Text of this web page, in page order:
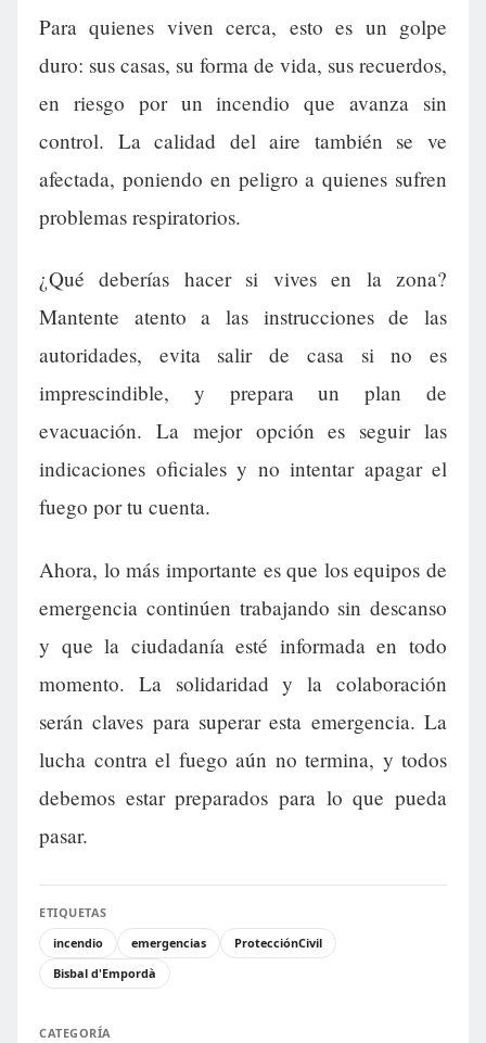
Para quienes viven cerca, esto es un golpe
duro: sus casas, su forma de vida, sus recuerdos,
en riesgo por un incendio que avanza sin
control. La calidad del aire también se ve
afectada, poniendo en peligro a quienes sufren
problemas respiratorios.
¿Qué deberías hacer si vives en la zona?
Mantente atento a las instrucciones de las
autoridades, evita salir de casa si no es
imprescindible, y prepara un plan de
evacuación. La mejor opción es seguir las
indicaciones oficiales y no intentar apagar el
fuego por tu cuenta.
Ahora, lo más importante es que los equipos de
emergencia continúen trabajando sin descanso
y que la ciudadanía esté informada en todo
momento. La solidaridad y la colaboración
serán claves para superar esta emergencia. La
lucha contra el fuego aún no termina, y todos
debemos estar preparados para lo que pueda
pasar.
ETIQUETAS
incendio
emergencias
ProtecciónCivil
Bisbal d'Empordà
CATEGORÍA